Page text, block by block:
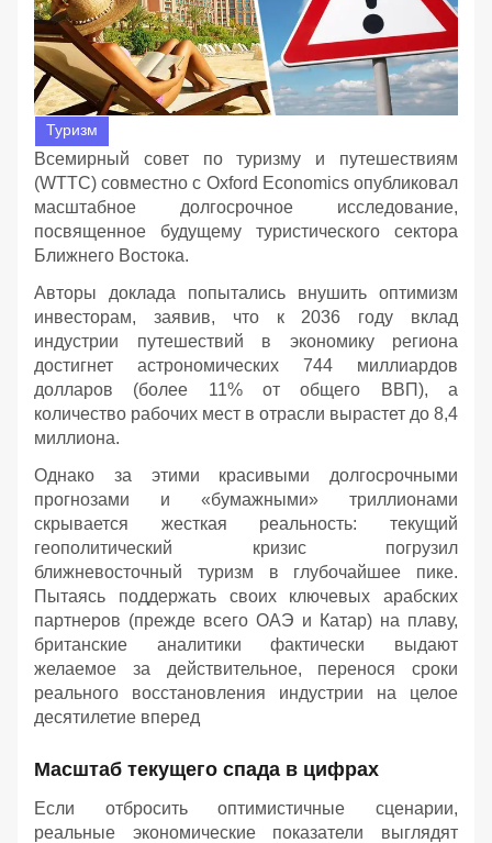
Туризм
Всемирный совет по туризму и путешествиям
(WTTC) совместно с Oxford Economics опубликовал
масштабное долгосрочное исследование,
посвященное будущему туристического сектора
Ближнего Востока.
Авторы доклада попытались внушить оптимизм
инвесторам, заявив, что к 2036 году вклад
индустрии путешествий в экономику региона
достигнет астрономических 744 миллиардов
долларов (более 11% от общего ВВП), а
количество рабочих мест в отрасли вырастет до 8,4
миллиона.
Однако за этими красивыми долгосрочными
прогнозами и «бумажными» триллионами
скрывается жесткая реальность: текущий
геополитический кризис погрузил
ближневосточный туризм в глубочайшее пике.
Пытаясь поддержать своих ключевых арабских
партнеров (прежде всего ОАЭ и Катар) на плаву,
британские аналитики фактически выдают
желаемое за действительное, перенося сроки
реального восстановления индустрии на целое
десятилетие вперед
Масштаб текущего спада в цифрах
Если отбросить оптимистичные сценарии,
реальные экономические показатели выглядят